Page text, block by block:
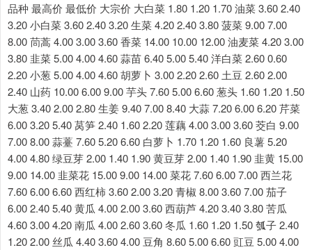
品种 最高价 最低价 大宗价 大白菜 1.80 1.20 1.70 油菜 3.60 2.40
3.20 小白菜 3.60 2.40 3.20 生菜 4.20 2.40 3.80 菠菜 9.00 7.00
8.00 茼蒿 4.00 3.00 3.60 香菜 14.00 10.00 12.00 油麦菜 4.20 3.00
3.80 韭菜 5.00 4.00 4.60 蒜苗 6.40 5.00 5.40 洋白菜 2.60 0.60
2.20 小葱 5.00 4.00 4.60 胡萝卜 3.00 2.20 2.60 土豆 2.60 2.00
2.40 山药 10.00 6.00 9.00 芋头 7.60 5.00 6.60 葱头 1.60 1.20 1.50
大葱 3.40 2.00 2.80 生姜 9.40 7.00 8.40 大蒜 7.20 6.00 6.20 芹菜
6.00 3.20 5.40 莴笋 2.40 1.60 2.20 莲藕 4.00 3.00 3.60 茭白 9.00
7.00 8.00 蒜薹 7.60 5.20 6.60 白萝卜 1.70 1.20 1.60 良薯 5.20
4.00 4.80 绿豆芽 2.00 1.40 1.90 黄豆芽 2.00 1.40 1.90 韭黄 15.00
9.00 14.00 韭菜花 15.00 9.00 14.00 菜花 7.60 6.00 7.00 西兰花
7.60 6.00 6.60 西红柿 3.60 2.00 3.20 青椒 8.00 3.60 7.00 茄子
6.00 2.40 5.40 黄瓜 4.00 2.00 3.60 西葫芦 4.20 3.40 3.80 苦瓜
4.60 3.00 4.20 南瓜 4.00 2.60 3.60 冬瓜 1.60 1.20 1.50 瓠子 2.40
1.20 2.00 丝瓜 4.40 3.60 4.00 豆角 8.60 5.00 6.60 豇豆 5.00 4.00